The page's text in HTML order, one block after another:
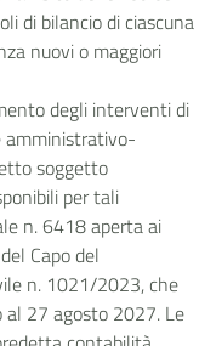
di bilancio di ciascuna
nuovi o maggiori
degli interventi di
amministrativo-
soggetto
per tali
n. 6418 aperta ai
Capo del
n. 1021/2023, che
27 agosto 2027. Le